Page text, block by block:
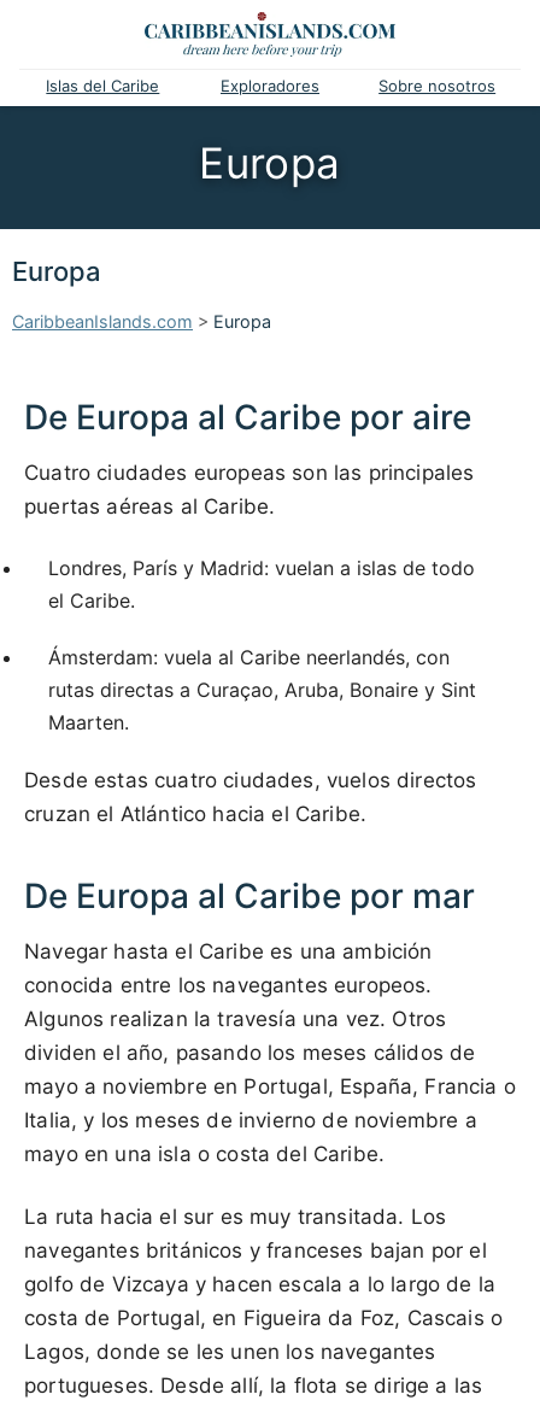
Islas del Caribe Exploradores Sobre nosotros
Europa
Europa
CaribbeanIslands.com > Europa
De Europa al Caribe por aire
Cuatro ciudades europeas son las principales
puertas aéreas al Caribe.
Londres, París y Madrid: vuelan a islas de todo
el Caribe.
Ámsterdam: vuela al Caribe neerlandés, con
rutas directas a Curaçao, Aruba, Bonaire y Sint
Maarten.
Desde estas cuatro ciudades, vuelos directos
cruzan el Atlántico hacia el Caribe.
De Europa al Caribe por mar
Navegar hasta el Caribe es una ambición
conocida entre los navegantes europeos.
Algunos realizan la travesía una vez. Otros
dividen el año, pasando los meses cálidos de
mayo a noviembre en Portugal, España, Francia o
Italia, y los meses de invierno de noviembre a
mayo en una isla o costa del Caribe.
La ruta hacia el sur es muy transitada. Los
navegantes británicos y franceses bajan por el
golfo de Vizcaya y hacen escala a lo largo de la
costa de Portugal, en Figueira da Foz, Cascais o
Lagos, donde se les unen los navegantes
portugueses. Desde allí, la flota se dirige a las